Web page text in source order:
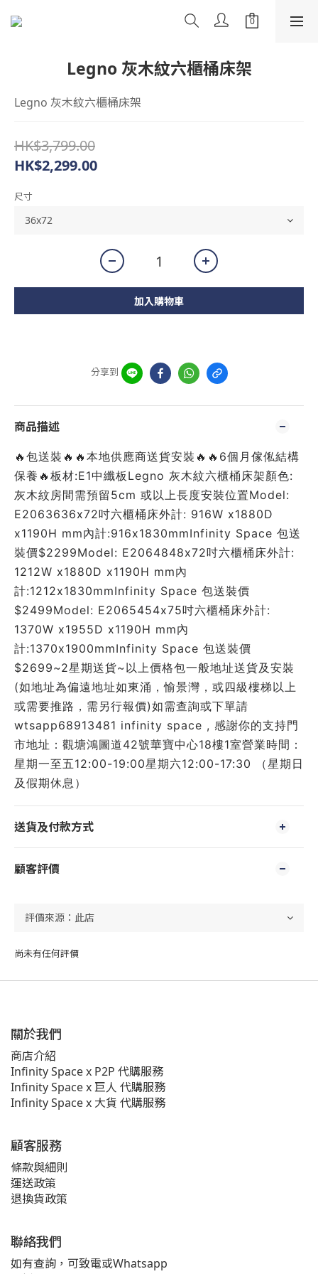
Legno 灰木紋六櫃桶床架
Legno 灰木紋六櫃桶床架
HK$3,799.00
HK$2,299.00
尺寸
加入購物車
分享到
商品描述
🔥包送裝🔥🔥本地供應商送貨安裝🔥🔥6個月傢俬結構
保養🔥板材:E1中纖板Legno 灰木紋六櫃桶床架顏色:
灰木紋房間需預留5cm 或以上長度安裝位置Model:
E2063636x72吋六櫃桶床外計: 916W x1880D
x1190H mm內計:916x1830mmInfinity Space 包送
裝價$2299Model: E2064848x72吋六櫃桶床外計:
1212W x1880D x1190H mm內
計:1212x1830mmInfinity Space 包送裝價
$2499Model: E2065454x75吋六櫃桶床外計:
1370W x1955D x1190H mm內
計:1370x1900mmInfinity Space 包送裝價
$2699~2星期送貨~以上價格包一般地址送貨及安裝
(如地址為偏遠地址如東涌，愉景灣，或四級樓梯以上
或需要推路，需另行報價)如需查詢或下單請
wtsapp68913481 infinity space , 感謝你的支持門
市地址：觀塘鴻圖道42號華寶中心18樓1室營業時間：
星期一至五12:00-19:00星期六12:00-17:30 （星期日
及假期休息）
送貨及付款方式
顧客評價
尚未有任何評價
關於我們
商店介紹
Infinity Space x P2P 代購服務
Infinity Space x 巨人 代購服務
Infinity Space x 大貨 代購服務
顧客服務
條款與細則
運送政策
退換貨政策
聯絡我們
如有查詢，可致電或Whatsapp